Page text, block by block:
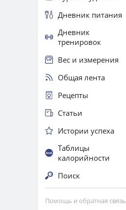
Дневник питания
Дневник
тренировок
Вес и измерения
Общая лента
Рецепты
Статьи
Истории успеха
Таблицы
калорийности
Поиск
Помощь и обратная связь